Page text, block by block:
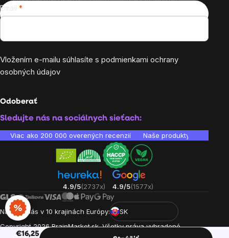
€16,25
Email
Vložením e-mailu súhlasíte s podmienkami ochrany
osobných údajov
Odoberať
Sledujte nás na sociálnych sieťach:
Viac ako 200 000 overených recenzií Naše produkty sú
4.9/5(2737x) 4.9/5(1577x)
Nájdete nás v 10 krajinách Európy:
SK
Copyright2026BrainMarket.sk. Všetky práva vyhradené.